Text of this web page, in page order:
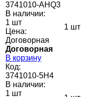
3741010-АНQ3
В наличии:
1 шт
Цена:
Договорная
Договорная
В корзину
1 шт
Код:
3741010-5H4
В наличии:
1 шт